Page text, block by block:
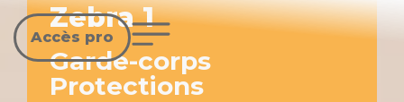
Accès pro
Zebra 1
Garde-corps
Protections